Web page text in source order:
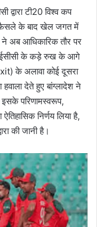
द्वारा टी20 विश्व कप
फैसले के बाद खेल जगत में
ने अब आधिकारिक तौर पर
आईसीसी के कड़े रुख के आगे
के अलावा कोई दूसरा
हवाला देते हुए बांग्लादेश ने
परिणामस्वरूप,
निर्णय लिया है,
की जानी है।